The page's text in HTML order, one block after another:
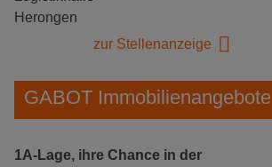
Herongen
zur Stellenanzeige
GABOT Immobilienangebote
1A-Lage, ihre Chance in der